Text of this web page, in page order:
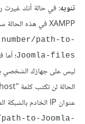
تنويه
XAMPP في هذه الحالة ستكتب عنوان الويب بالطريقة التالية:
path-to-
Joomla-files؛
ليس على جهازك الشخصي
عنوان IP الخادم بالشبكة المحلية ثم باقي العنوان كما هو بالطريقة التالية:
to-Joomla-